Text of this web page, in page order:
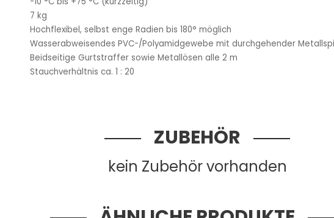
7 kg
Hochflexibel, selbst enge Radien bis 180° möglich
Wasserabweisendes PVC-/Polyamidgewebe mit durchgehender
Beidseitige Gurtstraffer sowie Metallösen alle 2 m
Stauchverhältnis ca. 1 : 20
ZUBEHÖR
kein Zubehör vorhanden